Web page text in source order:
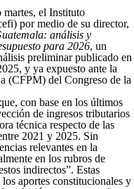
martes, el Instituto
por medio de su director,
análisis y
para 2026, un
preliminar publicado en
y ya expuesto ante la
(CFPM) del Congreso de la
con base en los últimos
de ingresos tributarios
técnica respecto de las
2021 y 2025. Sin
relevantes en la
en los rubros de
indirectos”. Estas
aportes constitucionales y